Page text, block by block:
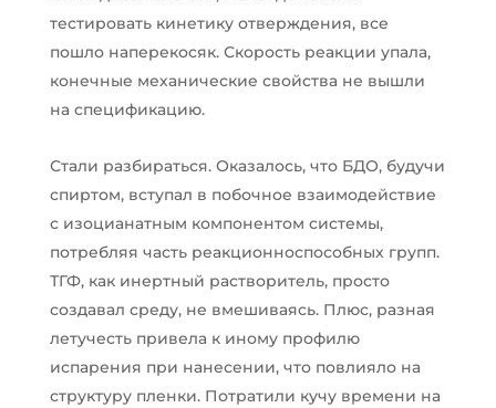
тестировать кинетику отверждения, все
пошло наперекосяк. Скорость реакции упала,
конечные механические свойства не вышли
на спецификацию.
Стали разбираться. Оказалось, что БДО, будучи
спиртом, вступал в побочное взаимодействие
с изоцианатным компонентом системы,
потребляя часть реакционноспособных групп.
ТГФ, как инертный растворитель, просто
создавал среду, не вмешиваясь. Плюс, разная
летучесть привела к иному профилю
испарения при нанесении, что повлияло на
структуру пленки. Потратили кучу времени на